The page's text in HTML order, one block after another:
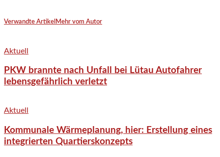
Verwandte Artikel Mehr vom Autor
Aktuell
PKW brannte nach Unfall bei Lütau Autofahrer
lebensgefährlich verletzt
Aktuell
Kommunale Wärmeplanung, hier: Erstellung eines
integrierten Quartierskonzepts